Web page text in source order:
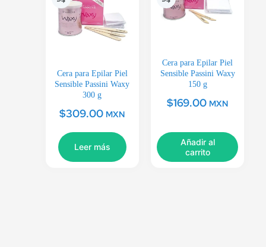
Cera para Epilar Piel
Sensible Passini Waxy
300 g
$309.00 MXN
Leer más
Cera para Epilar Piel
Sensible Passini Waxy
150 g
$169.00 MXN
Añadir al
carrito